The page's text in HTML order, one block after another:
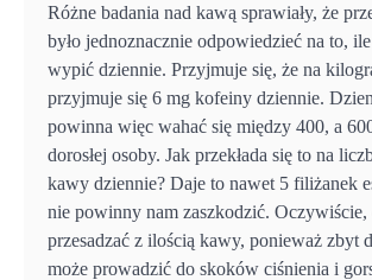
Różne badania nad kawą sprawiały, że
było jednoznacznie odpowiedzieć na to,
wypić dziennie. Przyjmuje się, że na
przyjmuje się 6 mg kofeiny dziennie.
powinna więc wahać się między 400, a
dorosłej osoby. Jak przekłada się to na
kawy dziennie? Daje to nawet 5 filiżanek
nie powinny nam zaszkodzić. Oczywiście,
przesadzać z ilością kawy, ponieważ zbyt
może prowadzić do skoków ciśnienia i